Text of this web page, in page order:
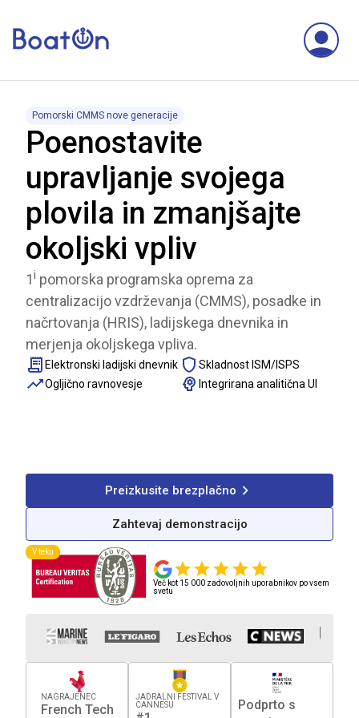
Pomorski CMMS nove generacije
Poenostavite
upravljanje svojega
plovila in zmanjšajte
okoljski vpliv
1i pomorska programska oprema za
centralizacijo vzdrževanja (CMMS), posadke in
načrtovanja (HRIS), ladijskega dnevnika in
merjenja okoljskega vpliva.
Elektronski ladijski dnevnik
Skladnost ISM/ISPS
Ogljično ravnovesje
Integrirana analitična UI
Preizkusite brezplačno
Zahtevaj demonstracijo
V teku
Več kot 15 000 zadovoljnih uporabnikov po vsem
svetu
NAGRAJENEC
French Tech
JADRALNI FESTIVAL V
CANNESU
Podprto s